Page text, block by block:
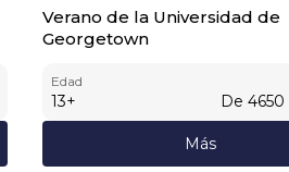
Verano de la Universidad de
Georgetown
Edad
13+ De 4650
Más